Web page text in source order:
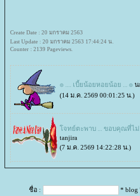
Create Date : 20 มกราคม 2563
Last Update : 20 มกราคม 2563 17:44:24 น.
Counter : 2139 Pageviews.
๏ .... เบี้ยน้อยหอยน้อย ... ๏ น
(14 ม.ค. 2569 00:01:25 น.)
จทย์ตะพาบ ... ขอบคุณที่ไม่
tanjira
(7 ม.ค. 2569 14:22:28 น.)
ชื่อ :
* blog